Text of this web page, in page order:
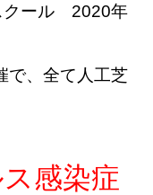
クール 2020年
、 全て人工芝
感染症